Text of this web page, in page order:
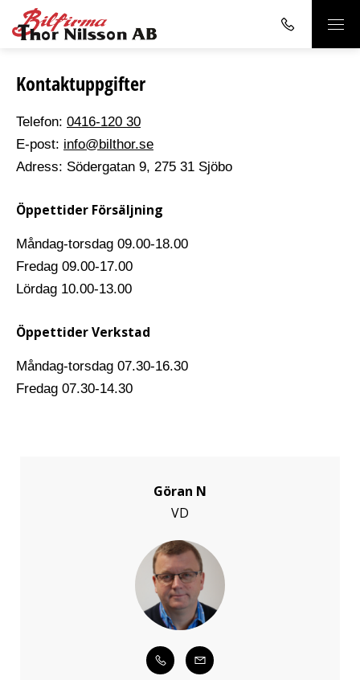
Kontaktuppgifter
Telefon: 0416-120 30
E-post: info@bilthor.se
Adress: Södergatan 9, 275 31 Sjöbo
Öppettider Försäljning
Måndag-torsdag 09.00-18.00
Fredag 09.00-17.00
Lördag 10.00-13.00
Öppettider Verkstad
Måndag-torsdag 07.30-16.30
Fredag 07.30-14.30
Göran N
VD